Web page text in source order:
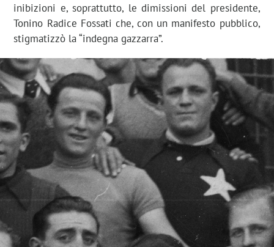
inibizioni e, soprattutto, le dimissioni del presidente,
Tonino Radice Fossati che, con un manifesto pubblico,
stigmatizzò la “indegna gazzarra”.